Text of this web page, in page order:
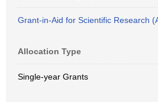
Grant-in-Aid for Scientific Research
Allocation Type
Single-year Grants